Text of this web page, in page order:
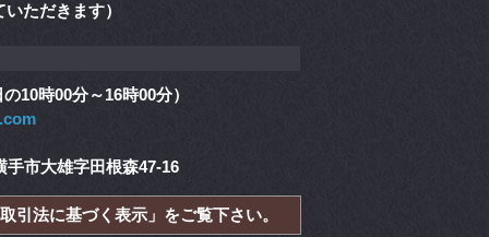
ただきます）
10時00分～16時00分）
市大雄字田根森47-16
引法に基づく表示」をご覧下さい。